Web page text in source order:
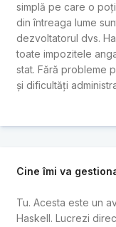
simplă pe care o
din întreaga lume
dezvoltatorul dvs.
toate impozitele
stat. Fără probleme
și dificultăți
Cine îmi va
Tu. Acesta este un
Haskell. Lucrezi